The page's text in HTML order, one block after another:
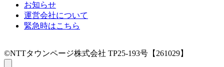
お知らせ
運営会社について
緊急時はこちら
©NTTタウンページ株式会社 TP25-193号【261029】